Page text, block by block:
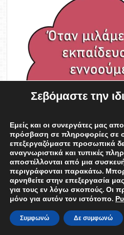
Σεβόμαστε την
Εμείς και οι συνεργάτες μας
πρόσβαση σε πληροφορίες σε
επεξεργαζόμαστε προσωπικά
αναγνωριστικά και τυπικές
αποστέλλονται από μια
περιγράφονται παρακάτω.
αρνηθείτε στην επεξεργασία
για τους εν λόγω σκοπούς. Οι
μόνο για αυτόν τον ιστότοπο.
Συμφωνώ Δε συμφωνώ